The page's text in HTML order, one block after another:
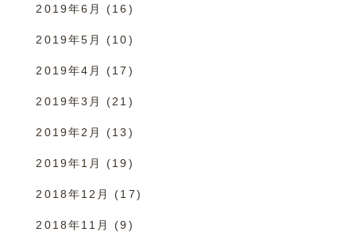
2019年6月 (16)
2019年5月 (10)
2019年4月 (17)
2019年3月 (21)
2019年2月 (13)
2019年1月 (19)
2018年12月 (17)
2018年11月 (9)